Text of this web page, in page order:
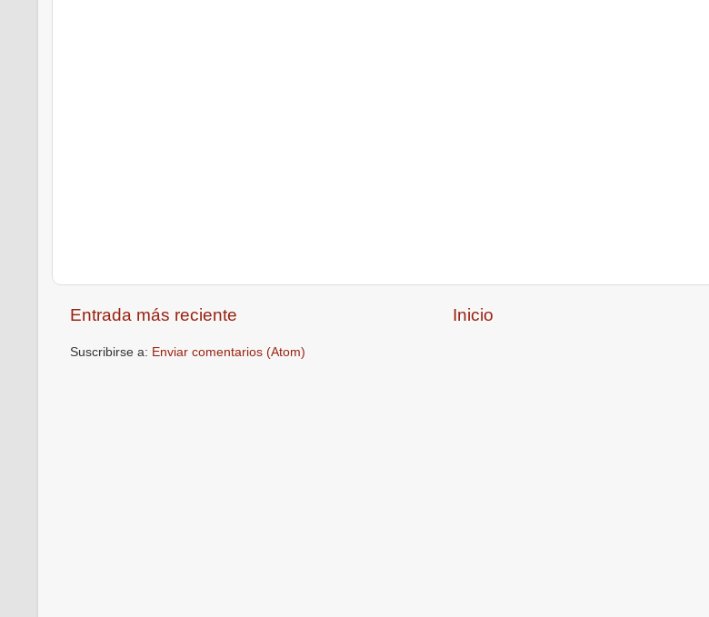
Entrada más reciente Inicio
Suscribirse a: Enviar comentarios (Atom)